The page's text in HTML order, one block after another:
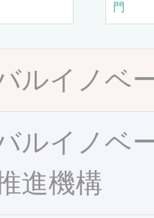
門
ルイノベ
ルイノベ
進機構